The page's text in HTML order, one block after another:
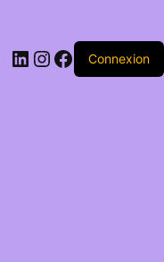
LinkedIn
Instagram
Facebook
Connexion